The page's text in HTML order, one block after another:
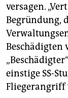
versagen.
Begründung,
Beschädigten
einstige SS-
Fliegerangriff